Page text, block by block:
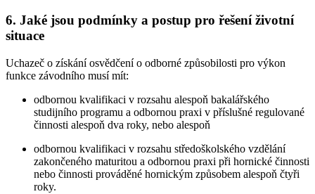
6. Jaké jsou podmínky a postup pro řešení životní
situace
Uchazeč o získání osvědčení o odborné způsobilosti pro výkon
funkce závodního musí mít:
odbornou kvalifikaci v rozsahu alespoň bakalářského
studijního programu a odbornou praxi v příslušné regulované
činnosti alespoň dva roky, nebo alespoň
odbornou kvalifikaci v rozsahu středoškolského vzdělání
zakončeného maturitou a odbornou praxi při hornické činnosti
nebo činnosti prováděné hornickým způsobem alespoň čtyři
roky.